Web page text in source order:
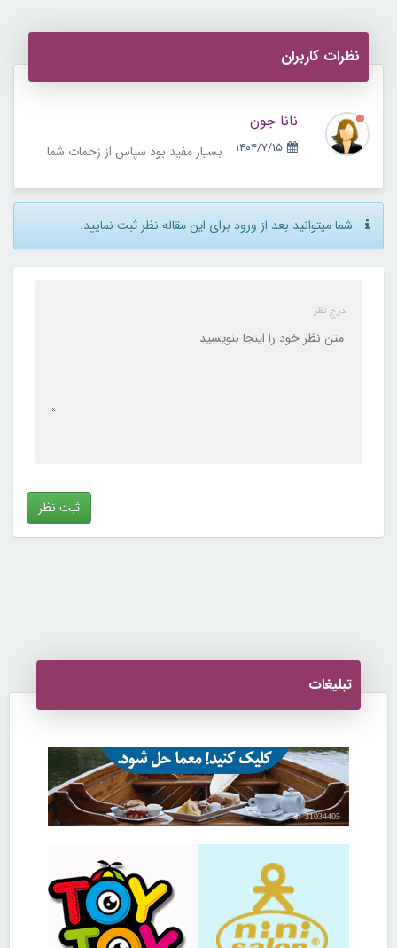
نظرات کاربران
نانا جون
۱۴۰۴/۷/۱۵ بسیار مفید بود سپاس از زحمات شما
شما میتوانید بعد از ورود برای این مقاله نظر ثبت نمایید.
درج نظر
تبلیغات
31034405